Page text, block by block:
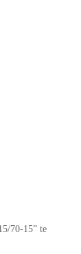
70-15” te